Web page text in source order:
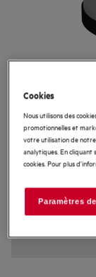
M8CKSL07
Kit
Le kit Silentium
Le kit Silentium,
Le kit Silentium
Cookies
Nous utilisons des
promotionnelles et
votre utilisation de
analytiques. En cliquant
cookies. Pour plus
Paramètres